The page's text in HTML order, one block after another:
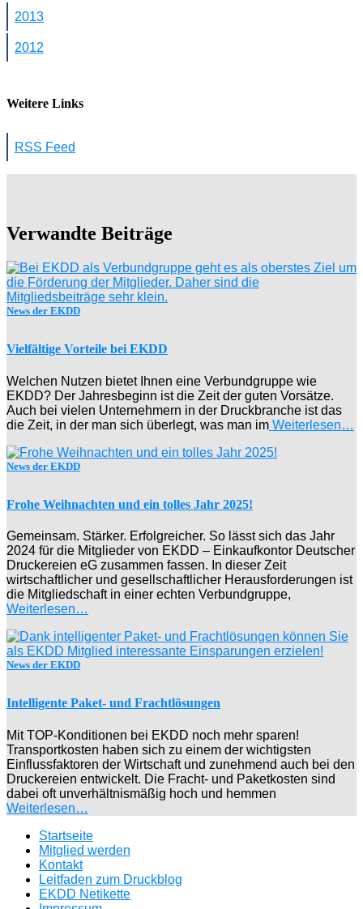
2013
2012
Weitere Links
RSS Feed
Verwandte Beiträge
News der EKDD
Vielfältige Vorteile bei EKDD
Welchen Nutzen bietet Ihnen eine Verbundgruppe wie
EKDD? Der Jahresbeginn ist die Zeit der guten Vorsätze.
Auch bei vielen Unternehmern in der Druckbranche ist das
die Zeit, in der man sich überlegt, was man im Weiterlesen…
News der EKDD
Frohe Weihnachten und ein tolles Jahr 2025!
Gemeinsam. Stärker. Erfolgreicher. So lässt sich das Jahr
2024 für die Mitglieder von EKDD – Einkaufkontor Deutscher
Druckereien eG zusammen fassen. In dieser Zeit
wirtschaftlicher und gesellschaftlicher Herausforderungen ist
die Mitgliedschaft in einer echten Verbundgruppe,
Weiterlesen…
News der EKDD
Intelligente Paket- und Frachtlösungen
Mit TOP-Konditionen bei EKDD noch mehr sparen!
Transportkosten haben sich zu einem der wichtigsten
Einflussfaktoren der Wirtschaft und zunehmend auch bei den
Druckereien entwickelt. Die Fracht- und Paketkosten sind
dabei oft unverhältnismäßig hoch und hemmen
Weiterlesen…
Startseite
Mitglied werden
Kontakt
Leitfaden zum Druckblog
EKDD Netikette